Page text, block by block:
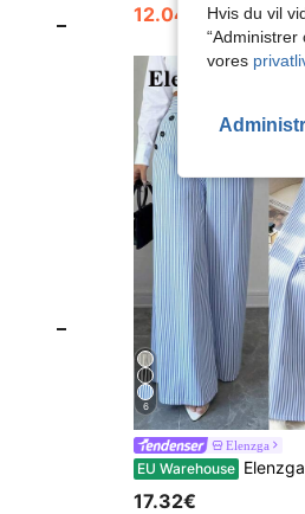
12.04€ 12.49€
6
Elenzga
EU Warehouse Elenzga Ny ankomst koreansk stil forår/sommer moderigtigt
17.32€
Hvis du vil
vores